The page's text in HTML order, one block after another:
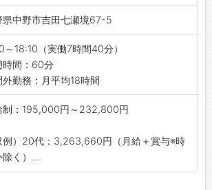
客様からいただく感謝の言葉は、明日の仕
のモチベーションに繋がります◎
ツダ独自の価値観に基づき、お客様の信頼
るために“心技の育成”を目標とし、人材育
力を入れています。
続的な成長確認を通じて研鑽に励み、社員
カニックにおいては、段階ごとに細かくミ
県中野市吉田七瀬境67-5
～18:10（実働7時間40分）
時間：60分
外勤務：月平均18時間
制：195,000円～232,800円
例）20代：3,263,660円（月給＋賞与※時
除く）...